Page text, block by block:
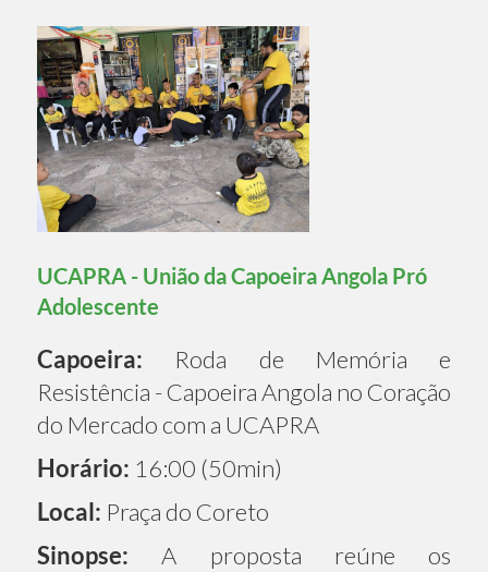
UCAPRA - União da Capoeira Angola Pró
Adolescente
Capoeira: Roda de Memória e
Resistência - Capoeira Angola no Coração
do Mercado com a UCAPRA
Horário: 16:00 (50min)
Local: Praça do Coreto
Sinopse: A proposta reúne os